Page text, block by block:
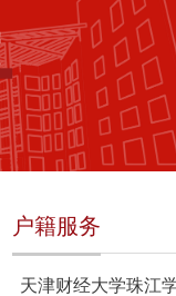
户籍服务
天津财经大学珠江